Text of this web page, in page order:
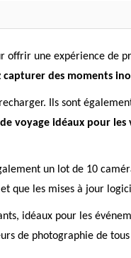
offrir une expérience de
capturer des moments
Ils sont
voyage idéaux pour les
un lot de 10
que les mises à jour
idéaux pour les
de photographie de tous